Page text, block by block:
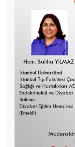
TEBRİK